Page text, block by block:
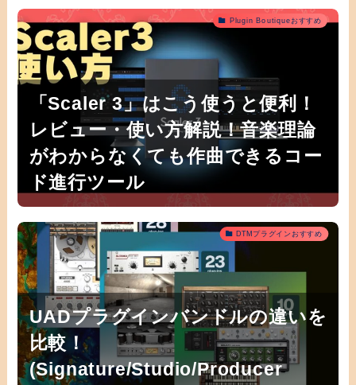
Plugin Boutiqueおすすめ
「Scaler 3」はこう使うと便利！
レビュー・使い方解説！音楽理論
がわからなくても作曲できるコー
ド進行ツール
DTMプラグインおすすめ
UADプラグインバンドルの違いを
比較！
(Signature/Studio/Producer